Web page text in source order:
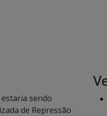
sendo
de Repressão